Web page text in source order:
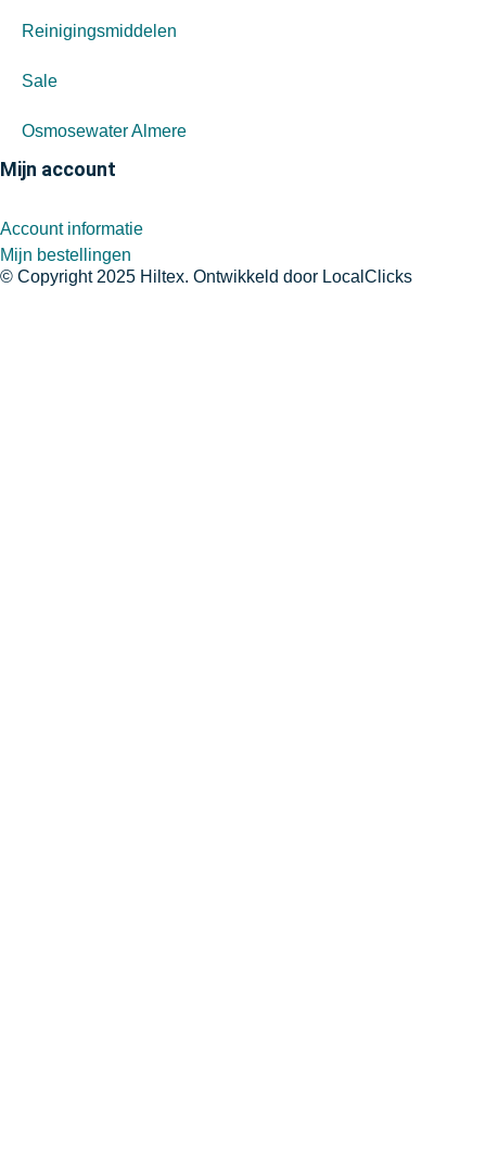
Reinigingsmiddelen
Sale
Osmosewater Almere
Mijn account
Account informatie
Mijn bestellingen
© Copyright 2025 Hiltex. Ontwikkeld door LocalClicks